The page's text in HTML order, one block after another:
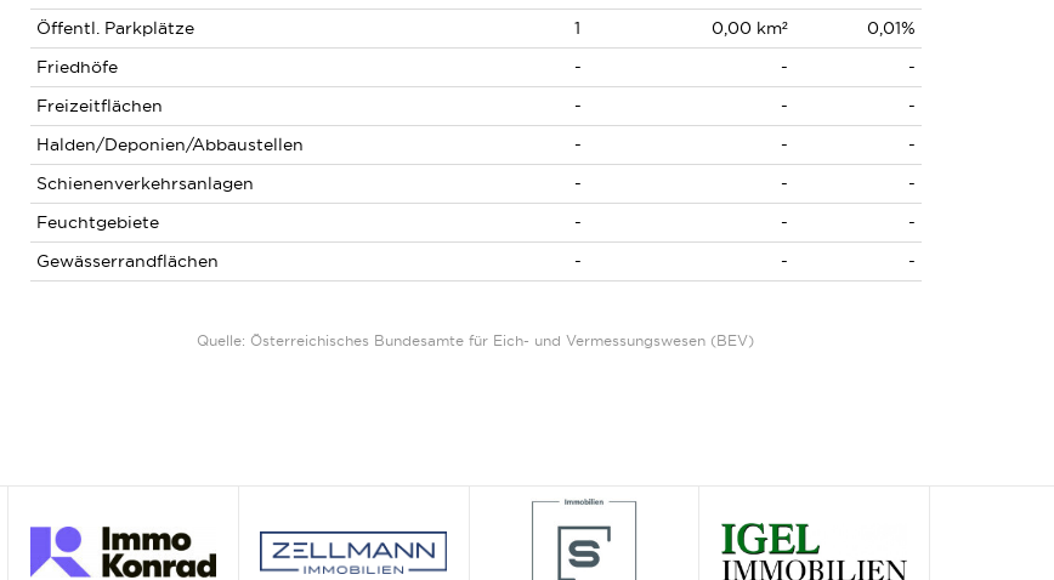
Öffentl. Parkplätze
1 0,00 km²
0,01%
Friedhöfe
- -
-
Freizeitflächen
- -
-
Halden/Deponien/Abbaustellen
- -
-
Schienenverkehrsanlagen
- -
-
Feuchtgebiete
- -
-
Gewässerrandflächen
- - -
Quelle: Österreichisches Bundesamte für Eich- und Vermessungswesen (BEV)